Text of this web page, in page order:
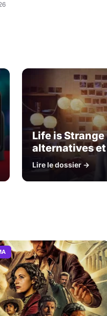
Life is Strange
alternatives
Lire le dossier →